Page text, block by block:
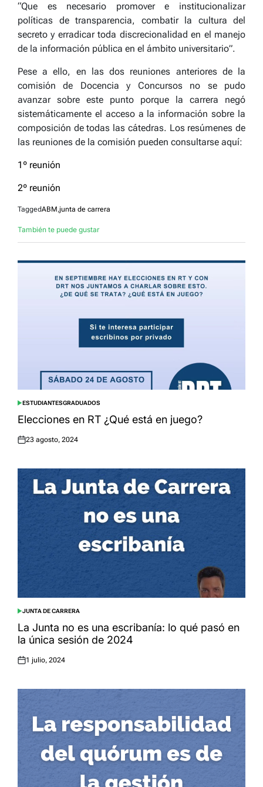
“Que es necesario promover e institucionalizar
políticas de transparencia, combatir la cultura del
secreto y erradicar toda discrecionalidad en el manejo
de la información pública en el ámbito universitario”.
Pese a ello, en las dos reuniones anteriores de la
comisión de Docencia y Concursos no se pudo
avanzar sobre este punto porque la carrera negó
sistemáticamente el acceso a la información sobre la
composición de todas las cátedras. Los resúmenes de
las reuniones de la comisión pueden consultarse aquí:
1º reunión
2º reunión
TaggedABM,junta de carrera
También te puede gustar
POSTED
IN
ESTUDIANTESGRADUADOS
Elecciones en RT ¿Qué está en juego?
Posted
23 agosto, 2024
POSTED
IN
JUNTA DE CARRERA
La Junta no es una escribanía: lo qué pasó en
la única sesión de 2024
Posted
1 julio, 2024